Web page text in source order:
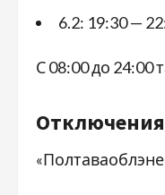
6.2: 19:30 —
С 08:00 до
Отключения